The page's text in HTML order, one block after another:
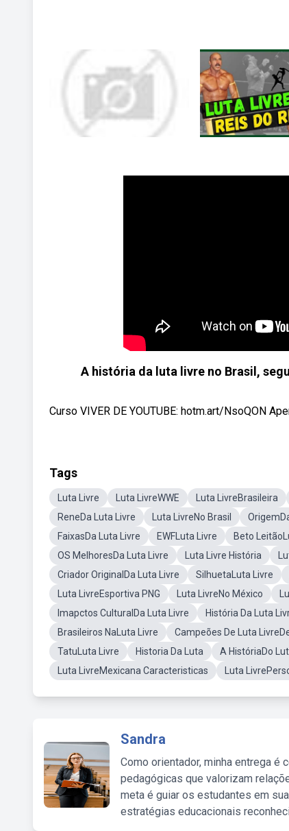
A história da luta livre no Brasil,
Curso VIVER DE YOUTUBE: hotm.art/NsoQON
Tags
Luta Livre Luta LivreWWE Luta LivreBrasileira
ReneDa Luta Livre
Luta LivreNo Brasil
FaixasDa Luta Livre
EWFLuta Livre Beto
OS MelhoresDa Luta Livre
Luta Livre História
Criador OriginalDa Luta Livre
SilhuetaLuta Livre
Luta LivreEsportiva PNG
Luta LivreNo México
Imapctos CulturalDa Luta Livre
História Da Luta
Brasileiros NaLuta Livre
Campeões De Luta
TatuLuta Livre
Historia Da Luta A HistóriaDo
Luta LivreMexicana Caracteristicas
Luta
Sandra
Como orientador, minha entrega
pedagógicas que valorizam
meta é guiar os estudantes em
estratégias educacionais